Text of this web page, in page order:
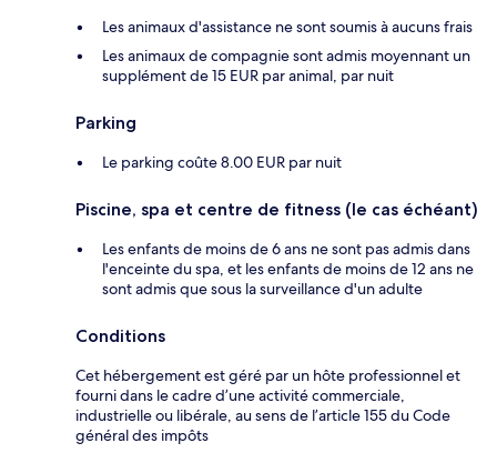
Les animaux d'assistance ne sont soumis à aucuns frais
Les animaux de compagnie sont admis moyennant un
supplément de 15 EUR par animal, par nuit
Parking
Le parking coûte 8.00 EUR par nuit
Piscine, spa et centre de fitness (le cas échéant)
Les enfants de moins de 6 ans ne sont pas admis dans
l'enceinte du spa, et les enfants de moins de 12 ans ne
sont admis que sous la surveillance d'un adulte
Conditions
Cet hébergement est géré par un hôte professionnel et
fourni dans le cadre d’une activité commerciale,
industrielle ou libérale, au sens de l’article 155 du Code
général des impôts